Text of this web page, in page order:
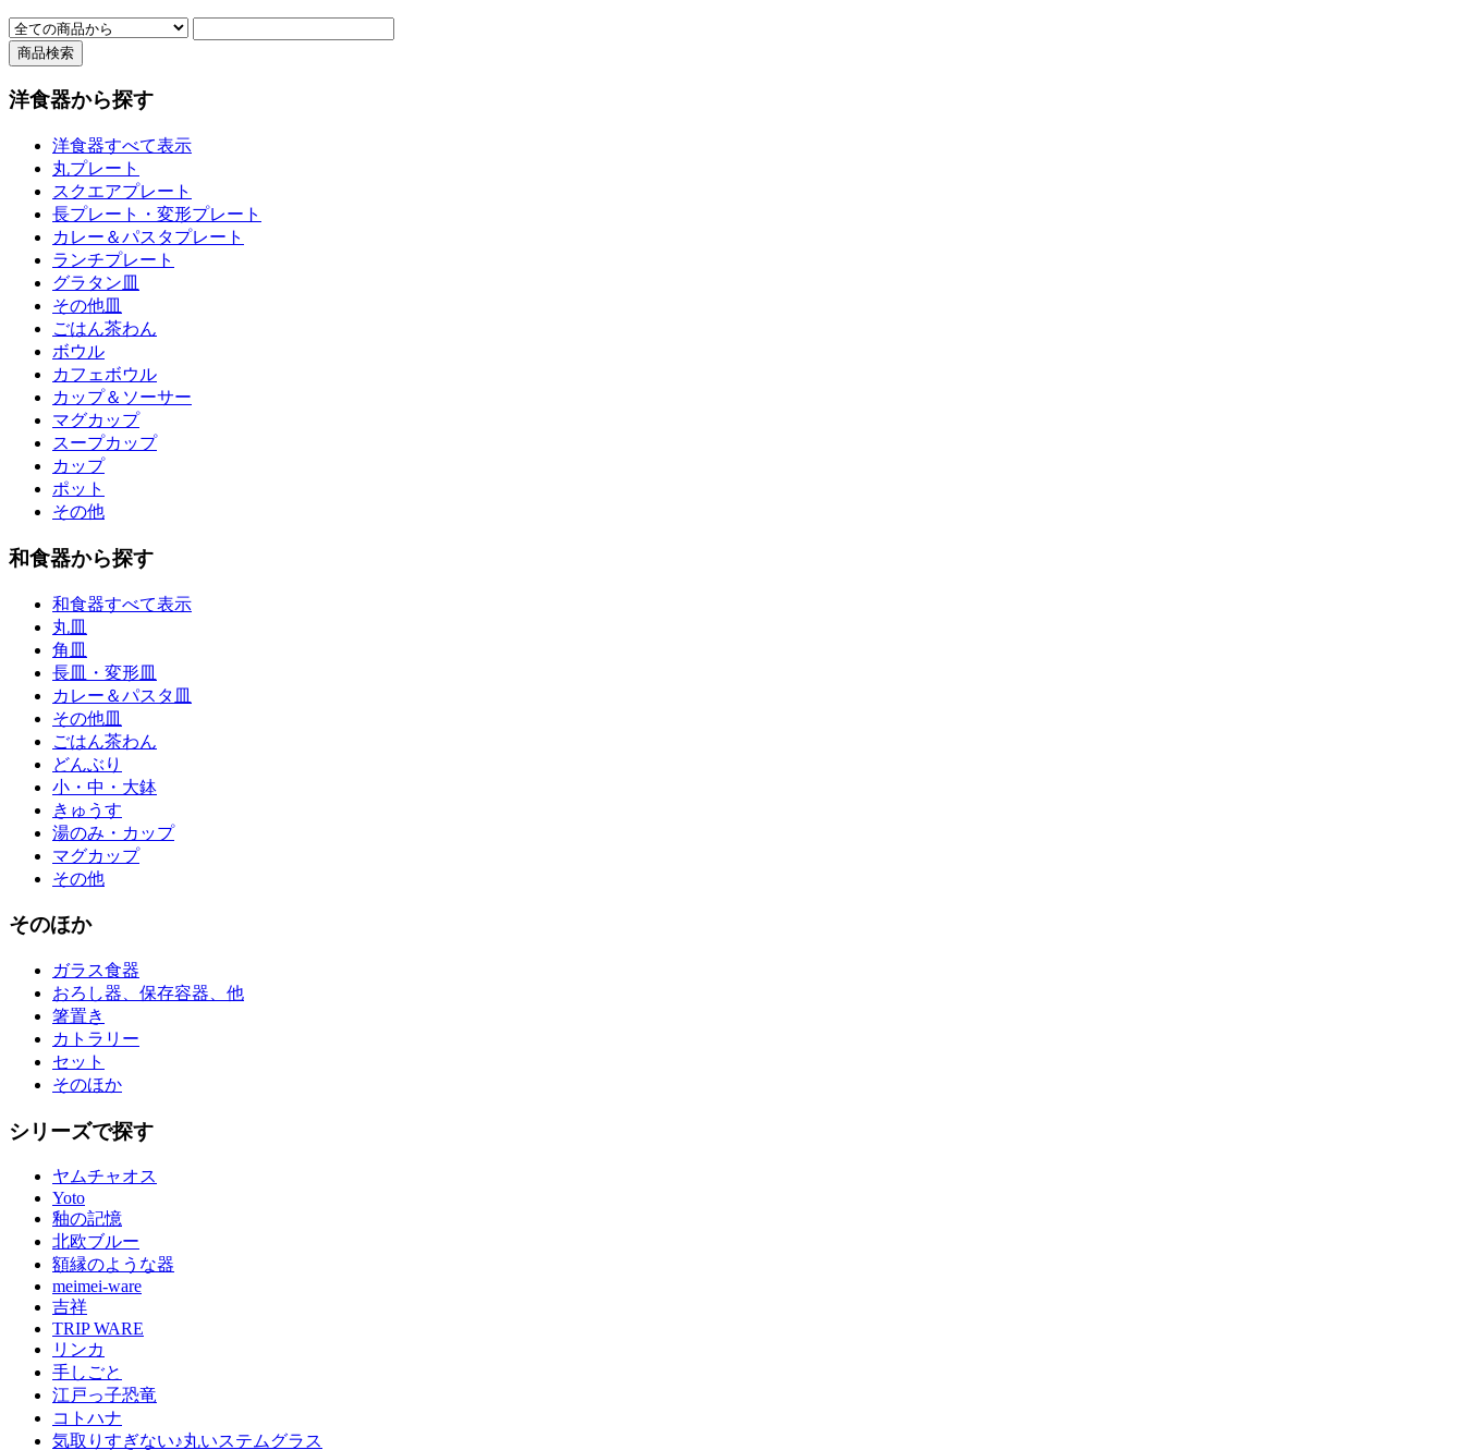
洋食器から探す
洋食器すべて表示
丸プレート
スクエアプレート
長プレート・変形プレート
カレー＆パスタプレート
ランチプレート
グラタン皿
その他皿
ごはん茶わん
ボウル
カフェボウル
カップ＆ソーサー
マグカップ
スープカップ
カップ
ポット
その他
和食器から探す
和食器すべて表示
丸皿
角皿
長皿・変形皿
カレー＆パスタ皿
その他皿
ごはん茶わん
どんぶり
小・中・大鉢
きゅうす
湯のみ・カップ
マグカップ
その他
そのほか
ガラス食器
おろし器、保存容器、他
箸置き
カトラリー
セット
そのほか
シリーズで探す
ヤムチャオス
Yoto
釉の記憶
北欧ブルー
額縁のような器
meimei-ware
吉祥
TRIP WARE
リンカ
手しごと
江戸っ子恐竜
コトハナ
気取りすぎない♪丸いステムグラス